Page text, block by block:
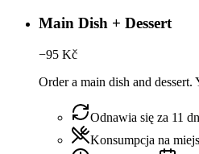
Main Dish + Dessert
−95 Kč
Order a main dish and
Odnawia się za 11
Konsumpcja na